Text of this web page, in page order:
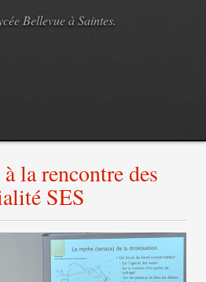
Bellevue à Saintes.
la rencontre des
SES